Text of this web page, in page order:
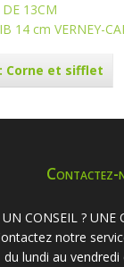
DE 13CM
14 cm VERNEY-
Corne et sifflet
Contactez-
UN CONSEIL ? UNE
notre
du lundi au vendredi